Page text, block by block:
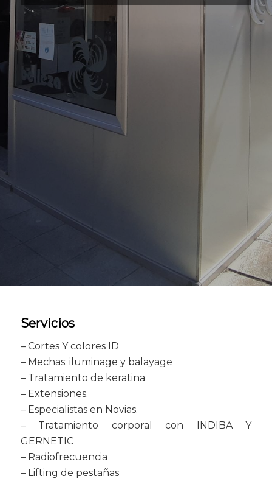
Servicios
– Cortes Y colores ID
– Mechas: iluminage y balayage
– Tratamiento de keratina
– Extensiones.
– Especialistas en Novias.
– Tratamiento corporal con INDIBA Y
GERNETIC
– Radiofrecuencia
– Lifting de pestañas